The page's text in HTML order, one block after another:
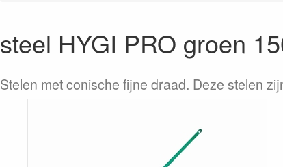
steel HYGI PRO groen
Stelen met conische fijne draad. Deze stelen